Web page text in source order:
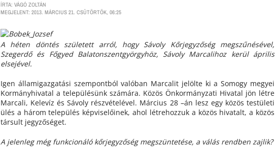
ÍRTA: VÁGÓ ZOLTÁN
MEGJELENT: 2013. MÁRCIUS 21. CSÜTÖRTÖK, 06:25
A héten döntés született arról, hogy Sávoly Kőrjegyzőség megszűnésével,
Szegerdő és Főgyed Balatonszentgyörgyhöz, Sávoly Marcalihoz kerül április
elsejével.
Igen államigazgatási szempontból valóban Marcalit jelölte ki a Somogy megyei
Kormányhivatal a településünk számára. Közös Önkormányzati Hivatal jön létre
Marcali, Kelevíz és Sávoly részvételével. Március 28 –án lesz egy közös testületi
ülés a három település képviselőinek, ahol létrehozzuk a közös hivatalt, a közös
társult jegyzőséget.
A jelenleg még funkcionáló kőrjegyzőség megszüntetése, a válás rendben zajlik?